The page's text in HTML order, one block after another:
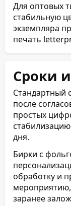
Для оптовых
стабильную
экземпляра
печать
Сроки
Стандартный
после
простых
дня.
Бирки с
обработку и
заранее